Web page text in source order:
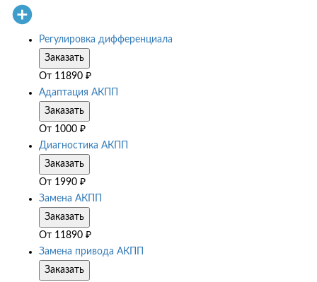
Регулировка дифференциала
Заказать
От 11890 ₽
Адаптация АКПП
Заказать
От 1000 ₽
Диагностика АКПП
Заказать
От 1990 ₽
Замена АКПП
Заказать
От 11890 ₽
Замена привода АКПП
Заказать